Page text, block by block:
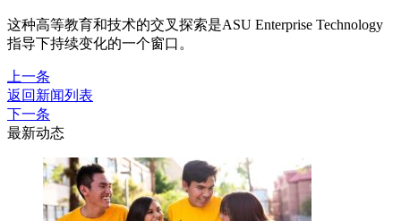
这种高等教育和技术的交叉探索是ASU Enterprise Technology
指导下持续变化的一个窗口。
上一条
返回新闻列表
下一条
最新动态